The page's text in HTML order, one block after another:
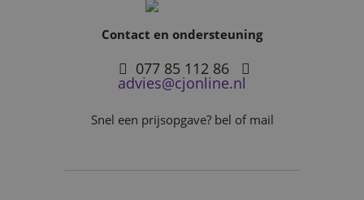
Contact en ondersteuning
077 85 112 86
advies@cjonline.nl
Snel een prijsopgave? bel of mail